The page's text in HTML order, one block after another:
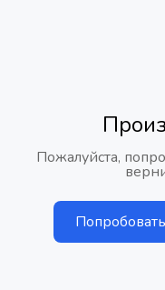
Пожалуйста,